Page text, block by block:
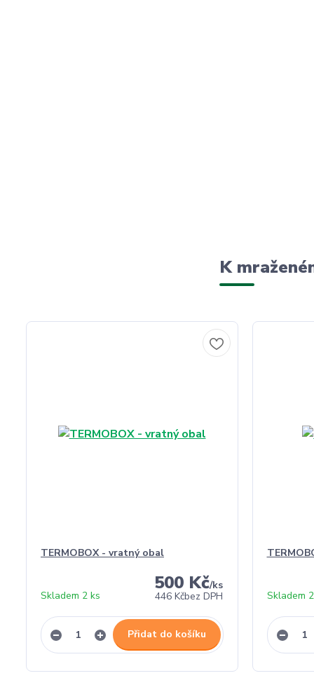
K
TERMOBOX - vratný obal
500 Kč/ks
446 Kčbez DPH
Skladem 2 ks
Přidat do košíku
Skladem